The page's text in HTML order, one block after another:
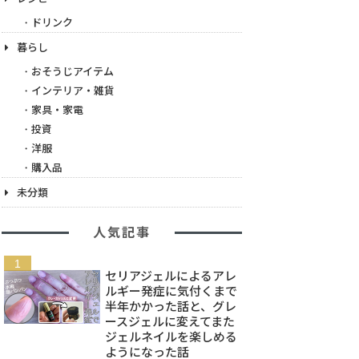
ドリンク
暮らし
おそうじアイテム
インテリア・雑貨
家具・家電
投資
洋服
購入品
未分類
人気記事
セリアジェルによるアレ
ルギー発症に気付くまで
半年かかった話と、グレ
ースジェルに変えてまた
ジェルネイルを楽しめる
ようになった話